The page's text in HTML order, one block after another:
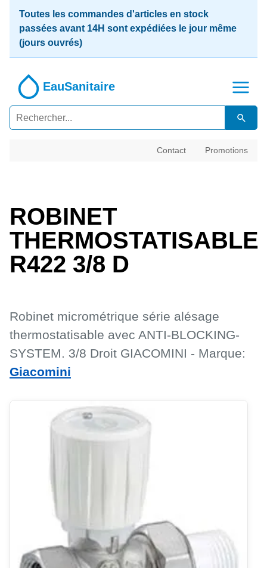
Toutes les commandes d'articles en stock
passées avant 14H sont expédiées le jour même
(jours ouvrés)
EauSanitaire
Contact Promotions
ROBINET
THERMOSTATISABLE
R422 3/8 D
Robinet micrométrique série alésage
thermostatisable avec ANTI-BLOCKING-
SYSTEM. 3/8 Droit GIACOMINI - Marque:
Giacomini